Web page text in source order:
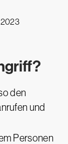
2023
den
und
Personen